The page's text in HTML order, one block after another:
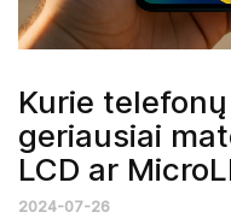
Kurie
geriausiai
LCD ar
2024-07-26